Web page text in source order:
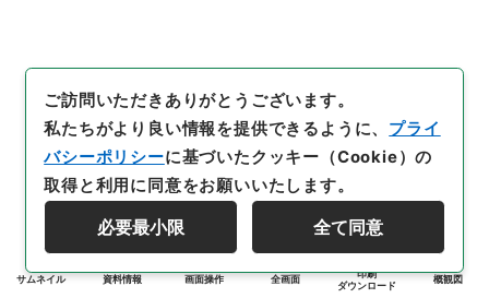
サムネイル 資料情報 画面操作 全画面
印刷
ダウンロード
概観図
ご訪問いただきありがとうございます。
私たちがより良い情報を提供できるように、 プライ
バシーポリシーに基づいたクッキー（Cookie）の
取得と利用に同意をお願いいたします。
必要最小限 全て同意